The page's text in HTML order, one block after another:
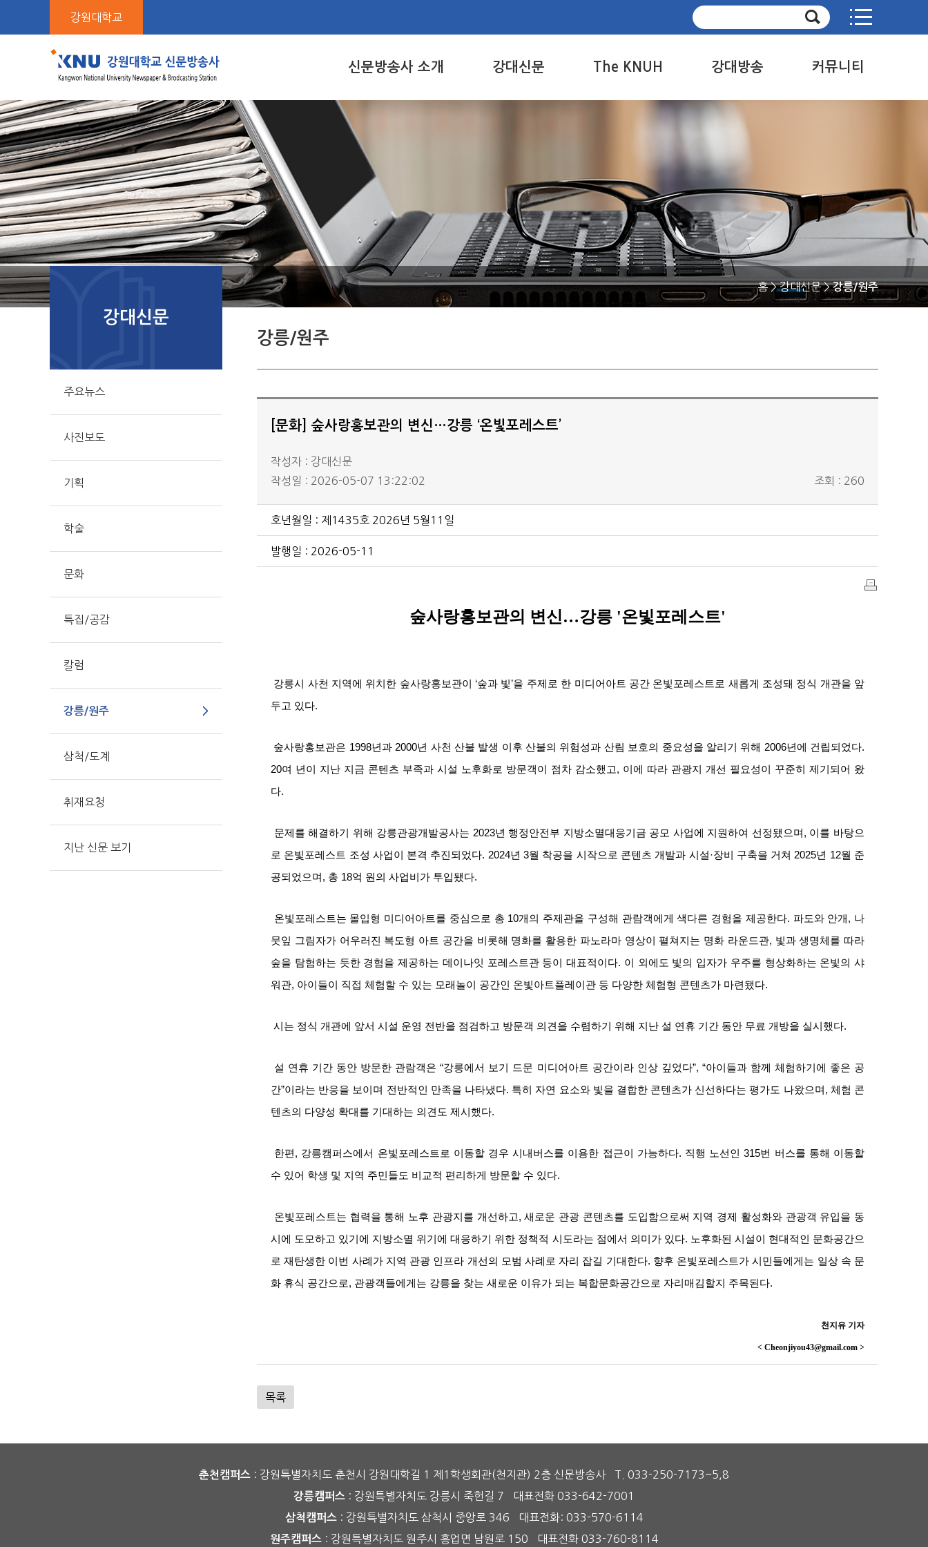
기
강원대학교
신문방송사 소개
주요업무
주요사업
조직도
연혁
역대 신문방송사인
위치 및 전화번호
강대신문
학술
문화
특집/공감
칼럼
강릉/원주
The KNUH
게시판
The KNUH 소개
강대방송
사연 및 신청곡
지난 방송 보기
방송국 소개
커뮤니티
강대문화상 접수
강대신문 메일 수신
동의
강대신문
주요뉴스
사진보도
기획
학술
문화
특집/공감
칼럼
강릉/원주
삼척/도계
취재요청
지난 신문 보기
강릉/원주
홈> 강대신문 >강릉/원주
[문화] 숲사랑홍보관의 변신…강릉 ‘온빛포레스트’
작성자 : 강대신문
작성일 : 2026-05-07 13:22:02
조회 : 260
호년월일 : 제1435호 2026년 5월11일
발행일 : 2026-05-11
숲사랑홍보관의 변신…강릉 '온빛포레스트'
강릉시 사천 지역에 위치한 숲사랑홍보관이 ‘숲과 빛’을 주제로 한 미디어아트 공간 온빛포레스트로 새롭게 조성돼 정식 개관을 앞
두고 있다.
숲사랑홍보관은 1998년과 2000년 사천 산불 발생 이후 산불의 위험성과 산림 보호의 중요성을 알리기 위해 2006년에 건립되었다.
20여 년이 지난 지금 콘텐츠 부족과 시설 노후화로 방문객이 점차 감소했고, 이에 따라 관광지 개선 필요성이 꾸준히 제기되어 왔
다.
문제를 해결하기 위해 강릉관광개발공사는 2023년 행정안전부 지방소멸대응기금 공모 사업에 지원하여 선정됐으며, 이를 바탕으
로 온빛포레스트 조성 사업이 본격 추진되었다. 2024년 3월 착공을 시작으로 콘텐츠 개발과 시설·장비 구축을 거쳐 2025년 12월 준
공되었으며, 총 18억 원의 사업비가 투입됐다.
온빛포레스트는 몰입형 미디어아트를 중심으로 총 10개의 주제관을 구성해 관람객에게 색다른 경험을 제공한다. 파도와 안개, 나
뭇잎 그림자가 어우러진 복도형 아트 공간을 비롯해 명화를 활용한 파노라마 영상이 펼쳐지는 명화 라운드관, 빛과 생명체를 따라
숲을 탐험하는 듯한 경험을 제공하는 데이나잇 포레스트관 등이 대표적이다. 이 외에도 빛의 입자가 우주를 형상화하는 온빛의 샤
워관, 아이들이 직접 체험할 수 있는 모래놀이 공간인 온빛아트플레이관 등 다양한 체험형 콘텐츠가 마련됐다.
시는 정식 개관에 앞서 시설 운영 전반을 점검하고 방문객 의견을 수렴하기 위해 지난 설 연휴 기간 동안 무료 개방을 실시했다.
설 연휴 기간 동안 방문한 관람객은 “강릉에서 보기 드문 미디어아트 공간이라 인상 깊었다”, “아이들과 함께 체험하기에 좋은 공
간”이라는 반응을 보이며 전반적인 만족을 나타냈다. 특히 자연 요소와 빛을 결합한 콘텐츠가 신선하다는 평가도 나왔으며, 체험 콘
텐츠의 다양성 확대를 기대하는 의견도 제시했다.
한편, 강릉캠퍼스에서 온빛포레스트로 이동할 경우 시내버스를 이용한 접근이 가능하다. 직행 노선인 315번 버스를 통해 이동할
수 있어 학생 및 지역 주민들도 비교적 편리하게 방문할 수 있다.
온빛포레스트는 협력을 통해 노후 관광지를 개선하고, 새로운 관광 콘텐츠를 도입함으로써 지역 경제 활성화와 관광객 유입을 동
시에 도모하고 있기에 지방소멸 위기에 대응하기 위한 정책적 시도라는 점에서 의미가 있다. 노후화된 시설이 현대적인 문화공간으
로 재탄생한 이번 사례가 지역 관광 인프라 개선의 모범 사례로 자리 잡길 기대한다. 향후 온빛포레스트가 시민들에게는 일상 속 문
화 휴식 공간으로, 관광객들에게는 강릉을 찾는 새로운 이유가 되는 복합문화공간으로 자리매김할지 주목된다.
천지유 기자
< Cheonjiyou43@gmail.com >
목록
춘천캠퍼스 : 강원특별자치도 춘천시 강원대학길 1 제1학생회관(천지관) 2층 신문방송사 T. 033-250-7173~5,8
강릉캠퍼스 : 강원특별자치도 강릉시 죽헌길 7 대표전화 033-642-7001
삼척캠퍼스: 강원특별자치도 삼척시 중앙로 346 대표전화: 033-570-6114
원주캠퍼스: 강원특별자치도 원주시 흥업면 남원로 150 대표전화 033-760-8114